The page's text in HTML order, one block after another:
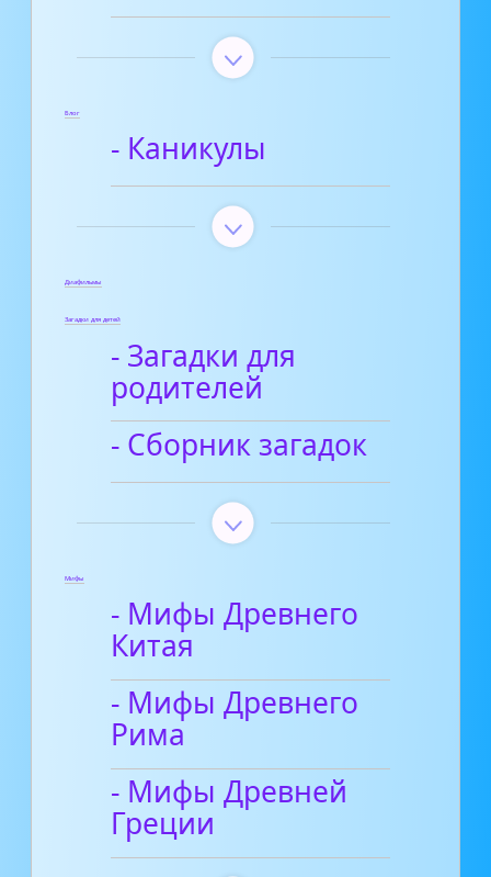
Блог
- Каникулы
Диафильмы
Загадки для детей
- Загадки для
родителей
- Сборник загадок
Мифы
- Мифы Древнего
Китая
- Мифы Древнего
Рима
- Мифы Древней
Греции